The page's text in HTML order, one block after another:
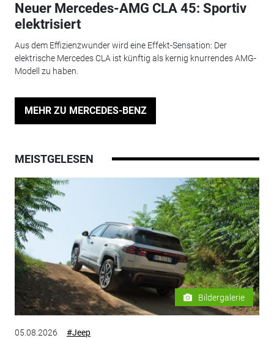
Neuer Mercedes-AMG CLA 45: Sportiv
elektrisiert
Aus dem Effizienzwunder wird eine Effekt-Sensation: Der
elektrische Mercedes CLA ist künftig als kernig knurrendes AMG-
Modell zu haben.
MEHR ZU MERCEDES-BENZ
MEISTGELESEN
Bildergalerie
05.08.2026 #Jeep